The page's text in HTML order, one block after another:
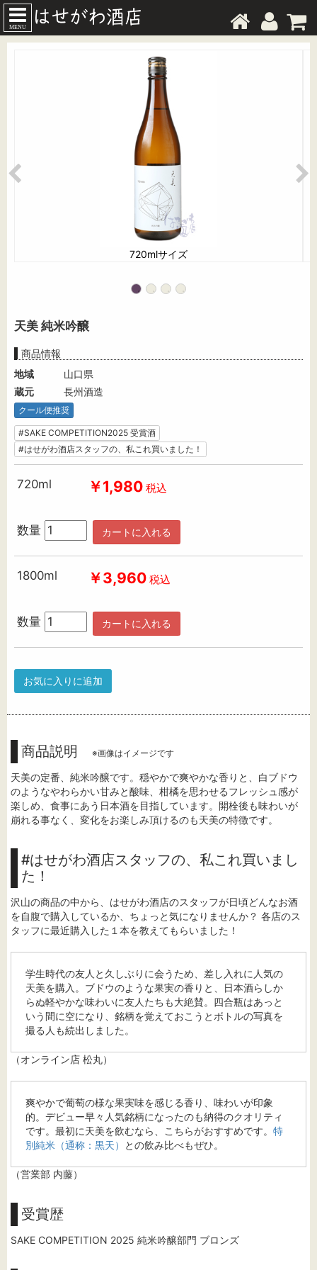
MENU
720mlサイズ
天美 純米吟醸
商品情報
地域
山口県
蔵元
長州酒造
クール便推奨
#SAKE COMPETITION2025 受賞酒
#はせがわ酒店スタッフの、私これ買いました！
720ml ￥1,980 税込
数量 カートに入れる
1800ml ￥3,960 税込
数量 カートに入れる
お気に入りに追加
商品説明 ※画像はイメージです
天美の定番、純米吟醸です。穏やかで爽やかな香りと、白ブドウ
のようなやわらかい甘みと酸味、柑橘を思わせるフレッシュ感が
楽しめ、食事にあう日本酒を目指しています。開栓後も味わいが
崩れる事なく、変化をお楽しみ頂けるのも天美の特徴です。
#はせがわ酒店スタッフの、私これ買いまし
た！
沢山の商品の中から、はせがわ酒店のスタッフが日頃どんなお酒
を自腹で購入しているか、ちょっと気になりませんか？ 各店のス
タッフに最近購入した１本を教えてもらいました！
学生時代の友人と久しぶりに会うため、差し入れに人気の
天美を購入。ブドウのような果実の香りと、日本酒らしか
らぬ軽やかな味わいに友人たちも大絶賛。四合瓶はあっと
いう間に空になり、銘柄を覚えておこうとボトルの写真を
撮る人も続出しました。
（オンライン店 松丸）
爽やかで葡萄の様な果実味を感じる香り、味わいが印象
的。デビュー早々人気銘柄になったのも納得のクオリティ
です。最初に天美を飲むなら、こちらがおすすめです。 特
別純米（通称：黒天）
との飲み比べもぜひ。
（営業部 内藤）
受賞歴
SAKE COMPETITION 2025 純米吟醸部門 ブロンズ